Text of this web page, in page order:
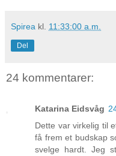
Spirea kl. 11:33:00 a.m.
Del
24 kommentarer:
Katarina Eidsvåg
Dette var virkelig til
få frem et budskap
svelge hardt. Jeg